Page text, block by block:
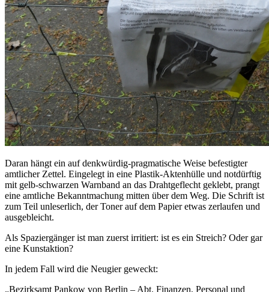
Daran hängt ein auf denkwürdig-pragmatische Weise befestigter
amtlicher Zettel. Eingelegt in eine Plastik-Aktenhülle und notdürftig
mit gelb-schwarzen Warnband an das Drahtgeflecht geklebt, prangt
eine amtliche Bekanntmachung mitten über dem Weg. Die Schrift ist
zum Teil unleserlich, der Toner auf dem Papier etwas zerlaufen und
ausgebleicht.
Als Spaziergänger ist man zuerst irritiert: ist es ein Streich? Oder gar
eine Kunstaktion?
In jedem Fall wird die Neugier geweckt:
„Bezirksamt Pankow von Berlin – Abt. Finanzen, Personal und